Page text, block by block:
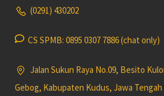
(0291) 430202
CS SPMB: 0895 0307 7886 (chat only)
Jalan Sukun Raya No.09, Besito
Gebog, Kabupaten Kudus, Jawa Tengah